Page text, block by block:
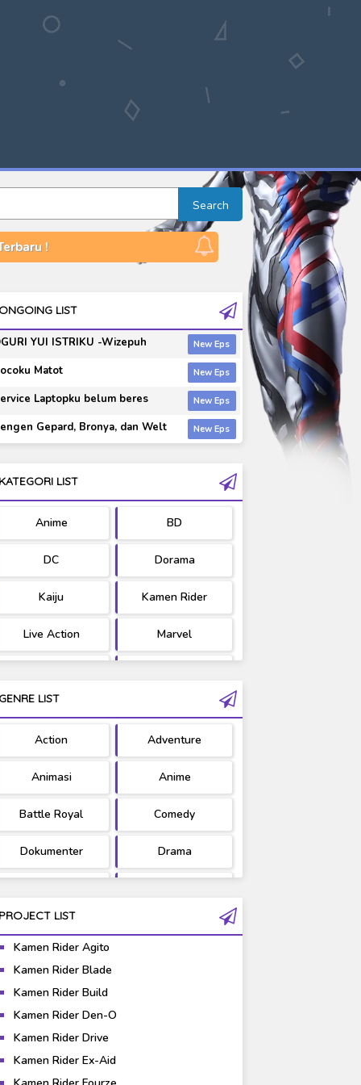
Search
!
ONGOING LIST
YUI ISTRIKU -Wizepuh
Matot
Laptopku belum beres
Gepard, Bronya, dan Welt
KATEGORI LIST
Anime BD
DC Dorama
Kaiju Kamen Rider
Live Action Marvel
Ultraman West Series
GENRE LIST
Action Adventure
Animasi Anime
Battle Royal Comedy
Dokumenter Drama
Kaiju
Music
Science Fiction
PROJECT LIST
Kamen Rider Agito
Kamen Rider Blade
Kamen Rider Build
Kamen Rider Den-O
Kamen Rider Drive
Kamen Rider Ex-Aid